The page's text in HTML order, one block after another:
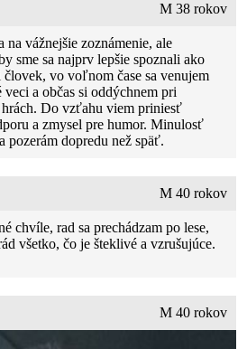
M 38 rokov
vážnejšie zoznámenie, ale
sme sa najprv lepšie spoznali ako
vo voľnom čase sa venujem
veci a občas si oddýchnem pri
Do vzťahu viem priniesť
a zmysel pre humor. Minulosť
pozerám dopredu než späť.
M 40 rokov
chvíle, rad sa prechádzam po lese,
všetko, čo je šteklivé a vzrušujúce.
M 40 rokov